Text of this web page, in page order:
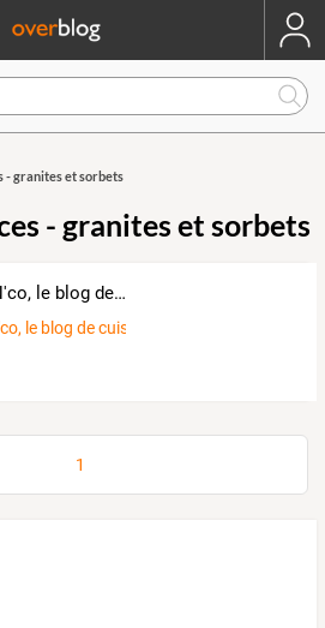
- granites et sorbets
- granites et sorbets
Cook'N'co, le blog de cuisine
le blog de cuisine
1